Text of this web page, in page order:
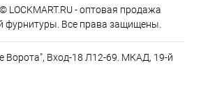
LOCKMART.RU - оптовая продажа
фурнитуры. Все права защищены.
Ворота", Вход-18 Л12-69. МКАД, 19-й